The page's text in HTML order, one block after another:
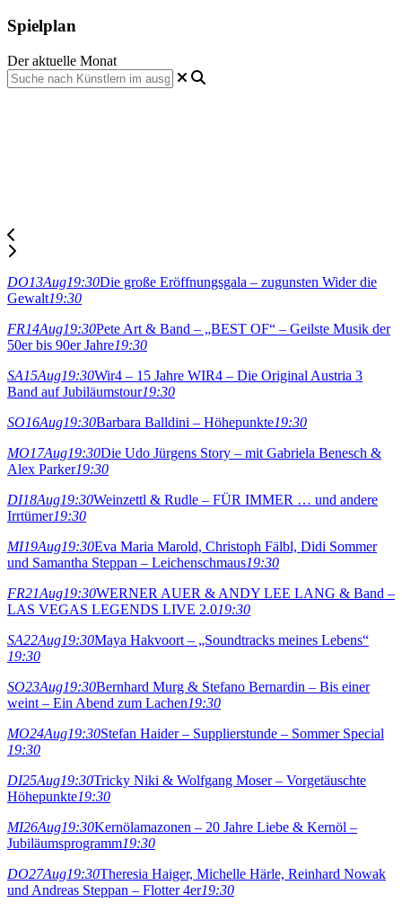
Spielplan
Der aktuelle Monat
DO13Aug19:30Die große Eröffnungsgala – zugunsten Wider die
Gewalt19:30
FR14Aug19:30Pete Art & Band – „BEST OF“ – Geilste Musik der
50er bis 90er Jahre19:30
SA15Aug19:30Wir4 – 15 Jahre WIR4 – Die Original Austria 3
Band auf Jubiläumstour19:30
SO16Aug19:30Barbara Balldini – Höhepunkte19:30
MO17Aug19:30Die Udo Jürgens Story – mit Gabriela Benesch &
Alex Parker19:30
DI18Aug19:30Weinzettl & Rudle – FÜR IMMER … und andere
Irrtümer19:30
MI19Aug19:30Eva Maria Marold, Christoph Fälbl, Didi Sommer
und Samantha Steppan – Leichenschmaus19:30
FR21Aug19:30WERNER AUER & ANDY LEE LANG & Band –
LAS VEGAS LEGENDS LIVE 2.019:30
SA22Aug19:30Maya Hakvoort – „Soundtracks meines Lebens“
19:30
SO23Aug19:30Bernhard Murg & Stefano Bernardin – Bis einer
weint – Ein Abend zum Lachen19:30
MO24Aug19:30Stefan Haider – Supplierstunde – Sommer Special
19:30
DI25Aug19:30Tricky Niki & Wolfgang Moser – Vorgetäuschte
Höhepunkte19:30
MI26Aug19:30Kernölamazonen – 20 Jahre Liebe & Kernöl –
Jubiläumsprogramm19:30
DO27Aug19:30Theresia Haiger, Michelle Härle, Reinhard Nowak
und Andreas Steppan – Flotter 4er19:30